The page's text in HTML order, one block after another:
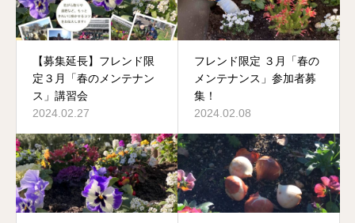
【募集延長】フレンド限
定３月「春のメンテナン
ス」講習会
2024.02.27
フレンド限定 ３月「春の
メンテナンス」参加者募
集！
2024.02.08